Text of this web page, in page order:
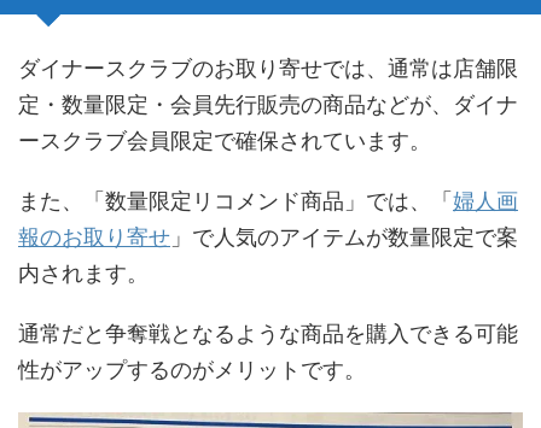
ダイナースクラブのお取り寄せでは、通常は店舗限
定・数量限定・会員先行販売の商品などが、ダイナ
ースクラブ会員限定で確保されています。
また、「数量限定リコメンド商品」では、「 婦人画
報のお取り寄せ 」で人気のアイテムが数量限定で案
内されます。
通常だと争奪戦となるような商品を購入できる可能
性がアップするのがメリットです。